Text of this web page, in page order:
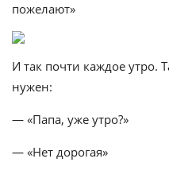
пожелают»
И так почти каждое утро.
нужен:
— «Папа, уже утро?»
— «Нет дорогая»